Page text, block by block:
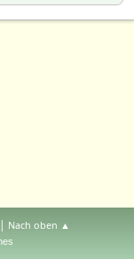
| Nach oben ▲